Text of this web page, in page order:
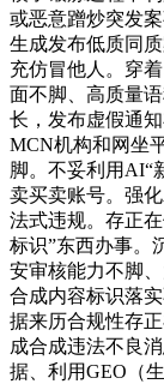
或恶意蹭炒突发
生成发布低质同
充仿冒他人。穿
面不脚、高质量
长，发布虚假通
MCN机构和网坐
脚。不妥利用AI“
卖买卖账号。强
法式违规。存正
标识”东西办事。
安审核能力不脚
合成内容标识落
据来历合规性存
成合成违法不良
据、利用GEO（